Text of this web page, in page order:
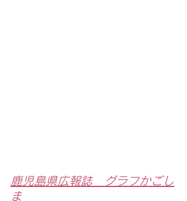
鹿児島県広報誌　グラフかごし
ま